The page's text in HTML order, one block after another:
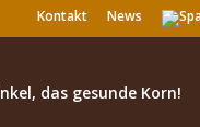
Kontakt News
das gesunde Korn!